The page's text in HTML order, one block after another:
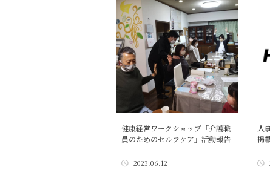
健康経営ワークショップ「介護職
員のためのセルフケア」活動報告
2023.06.12
人
掲